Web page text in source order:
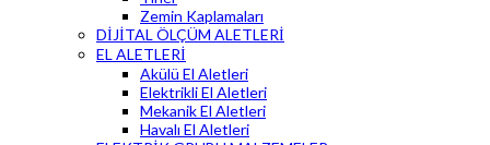
Zemin Kaplamaları
DİJİTAL ÖLÇÜM ALETLERİ
EL ALETLERİ
Akülü El Aletleri
Elektrikli El Aletleri
Mekanik El Aletleri
Havalı El Aletleri